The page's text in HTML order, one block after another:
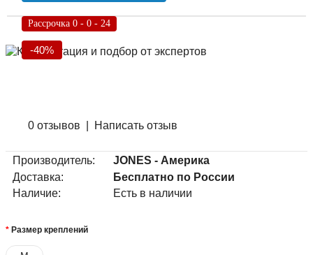
-40%
Рассрочка 0 - 0 - 24
0 отзывов Написать отзыв
Производитель:
JONES - Америка
Доставка:
Бесплатно по России
Наличие:
Есть в наличии
Размер креплений